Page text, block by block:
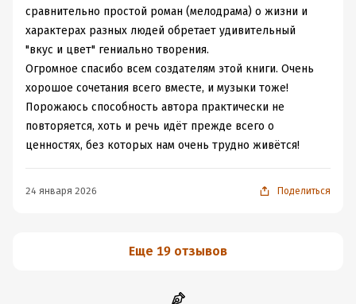
сравнительно простой роман (мелодрама) о жизни и
характерах разных людей обретает удивительный
"вкус и цвет" гениально творения.
Огромное спасибо всем создателям этой книги. Очень
хорошое сочетания всего вместе, и музыки тоже!
Порожаюсь способность автора практически не
повторяется, хоть и речь идёт прежде всего о
ценностях, без которых нам очень трудно живётся!
24 января 2026 Поделиться
Еще 19 отзывов